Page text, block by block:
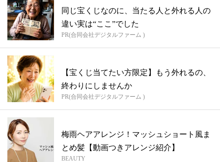
同じ宝くじなのに、当たる人と外れる人の
違い実は“ここ”でした
PR(合同会社デジタルファーム )
【宝くじ当てたい方限定】もう外れるの、
終わりにしませんか
PR(合同会社デジタルファーム )
梅雨ヘアアレンジ！マッシュショート風ま
とめ髪【動画つきアレンジ紹介】
BEAUTY